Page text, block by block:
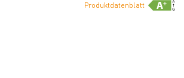
Produktdatenblatt